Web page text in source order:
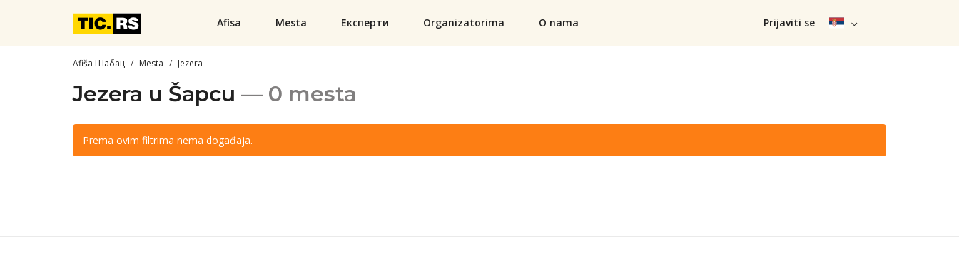
Afisa Mesta Експерти Organizatorima O nama Prijaviti se
Afiša Шабац Mesta Jezera
Jezera u Šapcu — 0 mesta
Prema ovim filtrima nema događaja.